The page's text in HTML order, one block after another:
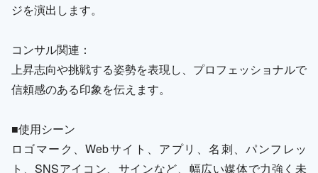
ジを演出します。
コンサル関連：
上昇志向や挑戦する姿勢を表現し、プロフェッショナルで
信頼感のある印象を伝えます。
■使用シーン
ロゴマーク、Webサイト、アプリ、名刺、パンフレッ
ト、SNSアイコン、サインなど、幅広い媒体で力強く未